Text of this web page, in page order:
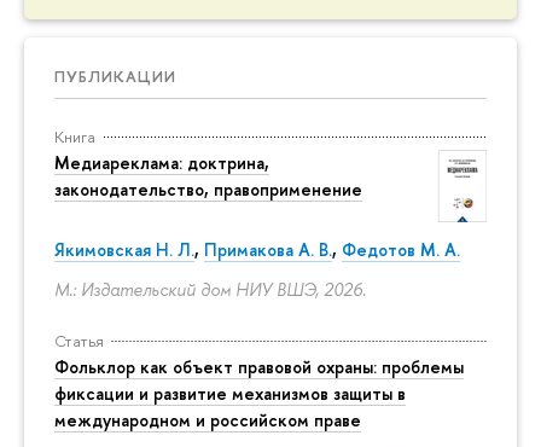
ПУБЛИКАЦИИ
Книга
Медиареклама: доктрина,
законодательство, правоприменение
Якимовская Н. Л., Примакова А. В., Федотов М. А.
М.: Издательский дом НИУ ВШЭ, 2026.
Статья
Фольклор как объект правовой охраны: проблемы
фиксации и развитие механизмов защиты в
международном и российском праве